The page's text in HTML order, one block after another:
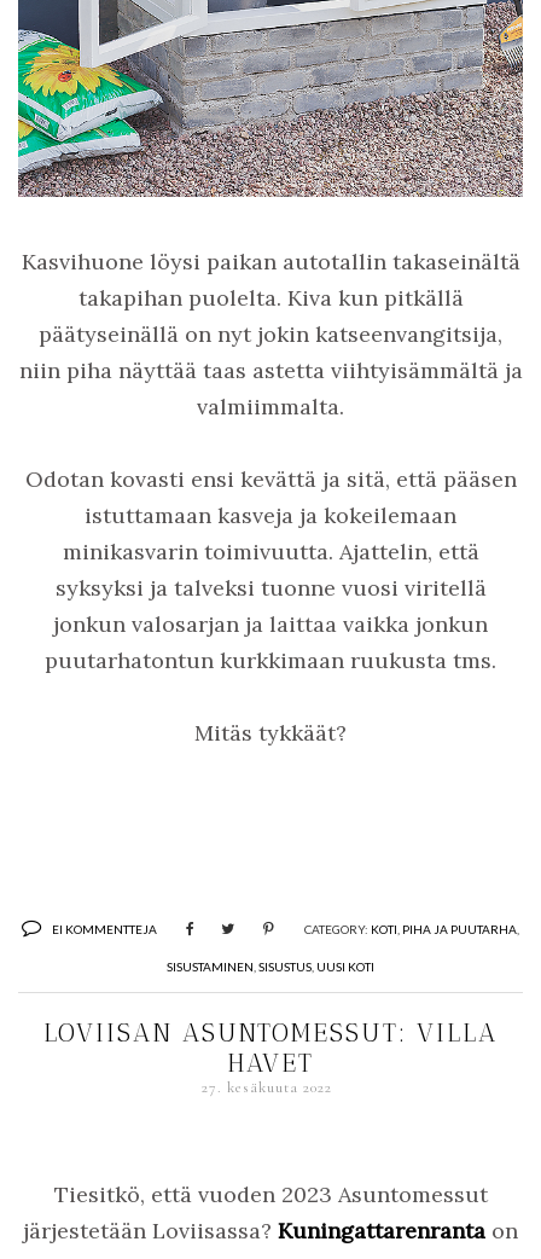
Kasvihuone löysi paikan autotallin takaseinältä
takapihan puolelta. Kiva kun pitkällä
päätyseinällä on nyt jokin katseenvangitsija,
niin piha näyttää taas astetta viihtyisämmältä ja
valmiimmalta.
Odotan kovasti ensi kevättä ja sitä, että pääsen
istuttamaan kasveja ja kokeilemaan
minikasvarin toimivuutta. Ajattelin, että
syksyksi ja talveksi tuonne vuosi viritellä
jonkun valosarjan ja laittaa vaikka jonkun
puutarhatontun kurkkimaan ruukusta tms.
Mitäs tykkäät?
EI KOMMENTTEJA CATEGORY: KOTI PIHA JA PUUTARHA
SISUSTAMINEN SISUSTUS UUSI KOTI
LOVIISAN ASUNTOMESSUT: VILLA
HAVET
27. kesäkuuta 2022
Tiesitkö, että vuoden 2023 Asuntomessut
järjestetään Loviisassa? Kuningattarenranta on